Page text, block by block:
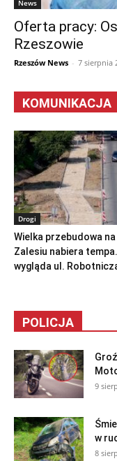
News
Oferta pracy:
Rzeszowie
Rzeszów News - 7 sierpnia
KOMUNIKACJA
Drogi
Wielka przebudowa na
Zalesiu nabiera
wygląda ul.
POLICJA
9
w
8